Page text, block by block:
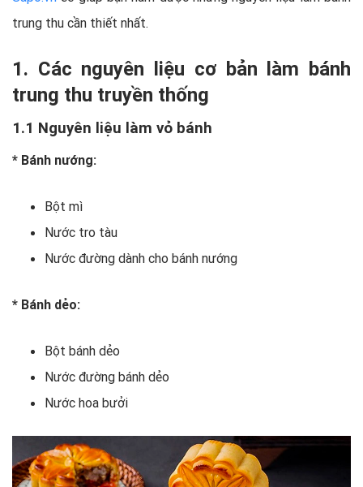
trung thu cần thiết nhất.
1. Các nguyên liệu cơ bản làm bánh
trung thu truyền thống
1.1 Nguyên liệu làm vỏ bánh
* Bánh nướng:
Bột mì
Nước tro tàu
Nước đường dành cho bánh nướng
* Bánh dẻo:
Bột bánh dẻo
Nước đường bánh dẻo
Nước hoa bưởi